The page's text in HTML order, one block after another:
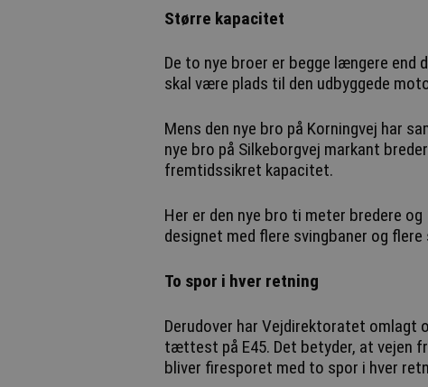
Større kapacitet
De to nye broer er begge længere end
skal være plads til den udbyggede
Mens den nye bro på Korningvej har
nye bro på Silkeborgvej markant
fremtidssikret kapacitet.
Her er den nye bro ti meter bredere
designet med flere svingbaner og
To spor i hver retning
Derudover har Vejdirektoratet omlagt
tættest på E45. Det betyder, at vejen
bliver firesporet med to spor i hver